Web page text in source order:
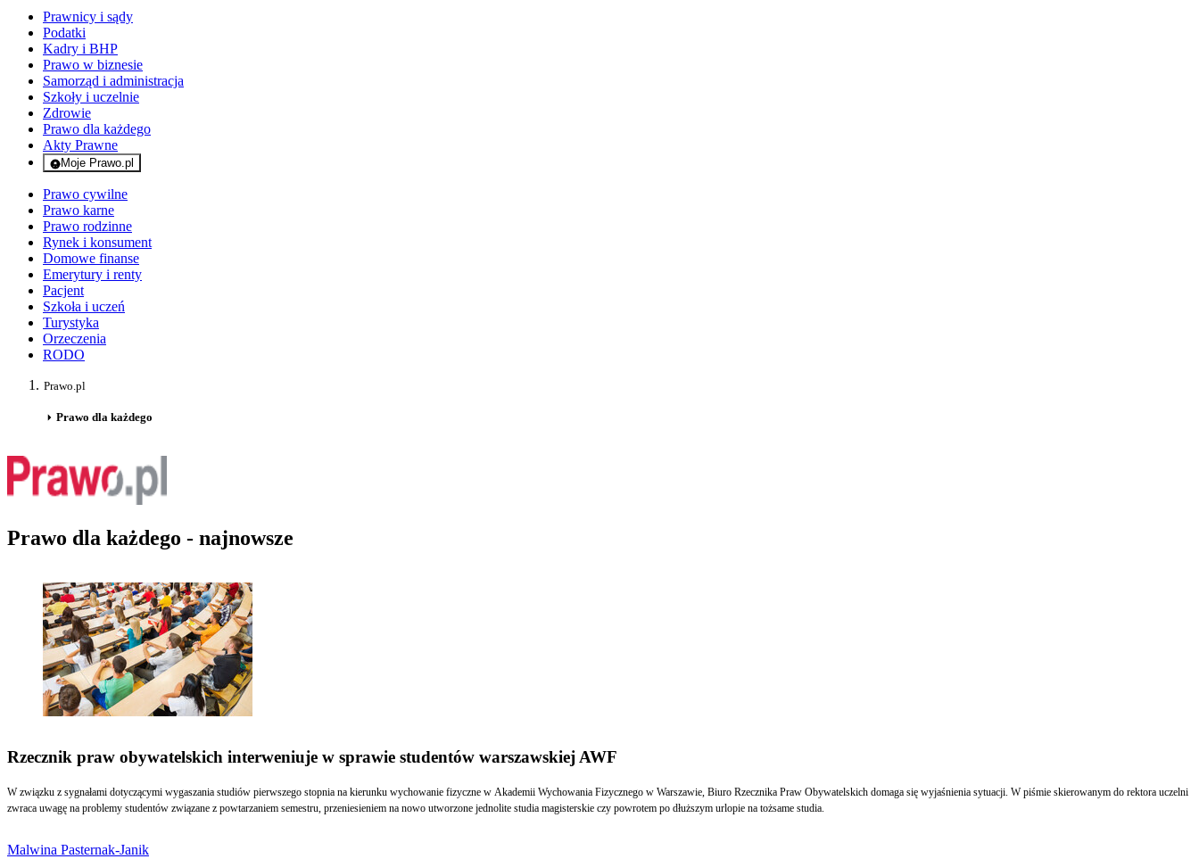
Prawnicy i sądy
Podatki
Kadry i BHP
Prawo w biznesie
Samorząd i administracja
Szkoły i uczelnie
Zdrowie
Prawo dla każdego
Akty Prawne
Moje Prawo.pl
- rejestracja i logowanie do serwisu
Prawo cywilne
Prawo karne
Prawo rodzinne
Rynek i konsument
Domowe finanse
Emerytury i renty
Pacjent
Szkoła i uczeń
Turystyka
Orzeczenia
RODO
Prawo.pl
Prawo dla każdego
Prawo dla każdego - najnowsze
Rzecznik praw obywatelskich interweniuje w sprawie studentów warszawskiej AWF
W związku z sygnałami dotyczącymi wygaszania studiów pierwszego stopnia na kierunku wychowanie fizyczne w Akademii Wychowania Fizycznego w Warszawie, Biuro Rzecznika Praw Obywatelskich domaga się wyjaśnienia sytuacji. W piśmie skierowanym do rektora uczelni
zwraca uwagę na problemy studentów związane z powtarzaniem semestru, przeniesieniem na nowo utworzone jednolite studia magisterskie czy powrotem po dłuższym urlopie na tożsame studia.
Malwina Pasternak-Janik